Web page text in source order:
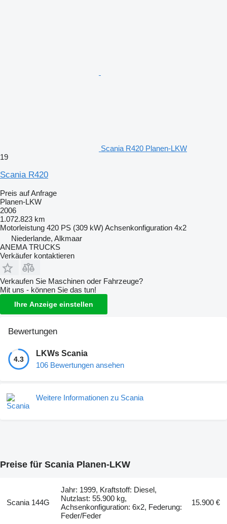
Scania R420 Planen-LKW
19
Scania R420
Preis auf Anfrage
Planen-LKW
2006
1.072.823 km
Motorleistung 420 PS (309 kW) Achsenkonfiguration 4x2
Niederlande, Alkmaar
ANEMA TRUCKS
Verkäufer kontaktieren
Verkaufen Sie Maschinen oder Fahrzeuge?
Mit uns - können Sie das tun!
Ihre Anzeige einstellen
Bewertungen
4.3
LKWs Scania
106 Bewertungen ansehen
Weitere Informationen zu Scania
Preise für Scania Planen-LKW
Scania 144G
Jahr: 1999, Kraftstoff: Diesel,
Nutzlast: 55.900 kg,
Achsenkonfiguration: 6x2, Federung:
Feder/Feder
15.900 €